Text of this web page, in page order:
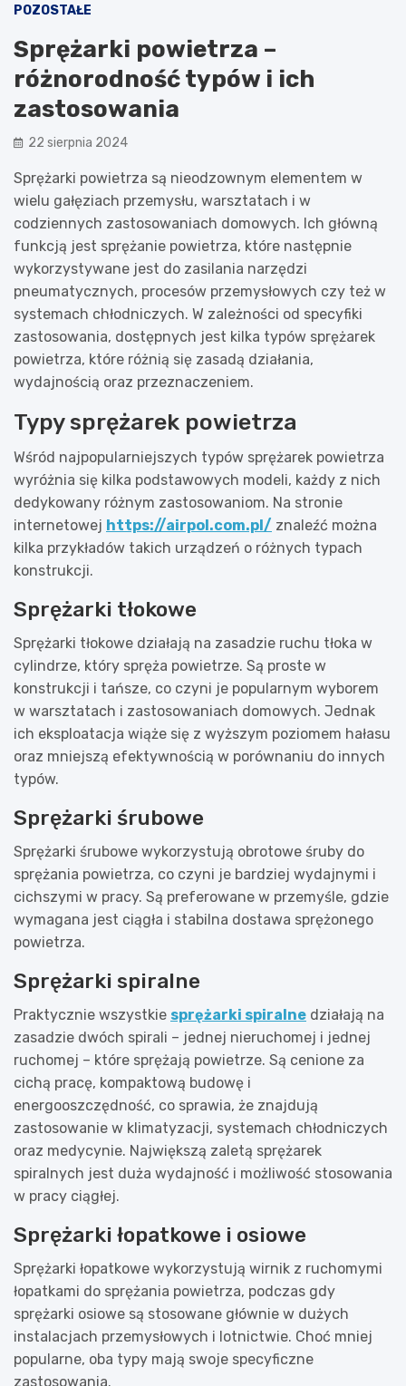
POZOSTAŁE
Sprężarki powietrza –
różnorodność typów i ich
zastosowania
22 sierpnia 2024
Sprężarki powietrza są nieodzownym elementem w
wielu gałęziach przemysłu, warsztatach i w
codziennych zastosowaniach domowych. Ich główną
funkcją jest sprężanie powietrza, które następnie
wykorzystywane jest do zasilania narzędzi
pneumatycznych, procesów przemysłowych czy też w
systemach chłodniczych. W zależności od specyfiki
zastosowania, dostępnych jest kilka typów sprężarek
powietrza, które różnią się zasadą działania,
wydajnością oraz przeznaczeniem.
Typy sprężarek powietrza
Wśród najpopularniejszych typów sprężarek powietrza
wyróżnia się kilka podstawowych modeli, każdy z nich
dedykowany różnym zastosowaniom. Na stronie
internetowej https://airpol.com.pl/ znaleźć można
kilka przykładów takich urządzeń o różnych typach
konstrukcji.
Sprężarki tłokowe
Sprężarki tłokowe działają na zasadzie ruchu tłoka w
cylindrze, który spręża powietrze. Są proste w
konstrukcji i tańsze, co czyni je popularnym wyborem
w warsztatach i zastosowaniach domowych. Jednak
ich eksploatacja wiąże się z wyższym poziomem hałasu
oraz mniejszą efektywnością w porównaniu do innych
typów.
Sprężarki śrubowe
Sprężarki śrubowe wykorzystują obrotowe śruby do
sprężania powietrza, co czyni je bardziej wydajnymi i
cichszymi w pracy. Są preferowane w przemyśle, gdzie
wymagana jest ciągła i stabilna dostawa sprężonego
powietrza.
Sprężarki spiralne
Praktycznie wszystkie sprężarki spiralne działają na
zasadzie dwóch spirali – jednej nieruchomej i jednej
ruchomej – które sprężają powietrze. Są cenione za
cichą pracę, kompaktową budowę i
energooszczędność, co sprawia, że znajdują
zastosowanie w klimatyzacji, systemach chłodniczych
oraz medycynie. Największą zaletą sprężarek
spiralnych jest duża wydajność i możliwość stosowania
w pracy ciągłej.
Sprężarki łopatkowe i osiowe
Sprężarki łopatkowe wykorzystują wirnik z ruchomymi
łopatkami do sprężania powietrza, podczas gdy
sprężarki osiowe są stosowane głównie w dużych
instalacjach przemysłowych i lotnictwie. Choć mniej
popularne, oba typy mają swoje specyficzne
zastosowania.